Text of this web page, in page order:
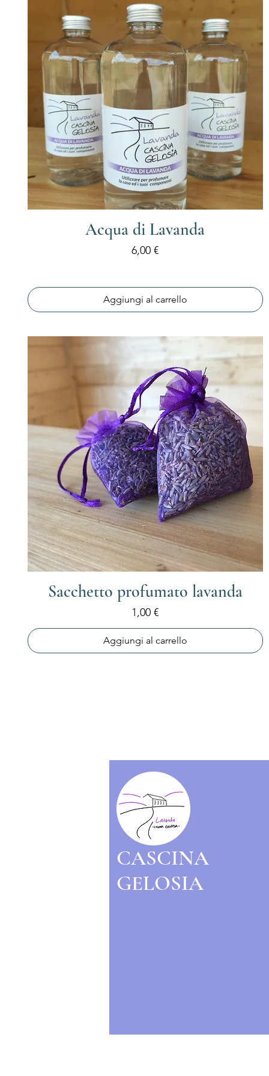
Acqua di Lavanda
Prezzo
6,00 €
Aggiungi al carrello
Sacchetto profumato lavanda
Prezzo
1,00 €
Aggiungi al carrello
CASCINA
GELOSIA